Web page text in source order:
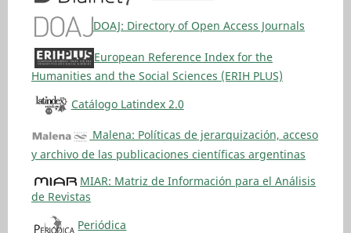
DOAJ: Directory of Open Access Journals
European Reference Index for the
Humanities and the Social Sciences (ERIH PLUS)
Catálogo Latindex 2.0
Malena: Políticas de jerarquización, acceso
y archivo de las publicaciones científicas argentinas
MIAR: Matriz de Información para el Análisis
de Revistas
Periódica